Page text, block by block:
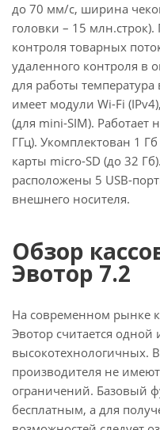
до 70 мм/с, ширина
головки – 15
контроля товарных
удаленного контроля в
для работы температура
имеет модули Wi-Fi
(для mini-SIM). Работает
ГГц). Укомплектован 1
карты micro-SD (до 32
расположены 5 USB-
внешнего носителя.
Обзор
Эвотор 7.2
На современном рынке
Эвотор считается одной
высокотехнологичных.
производителя не
ограничений. Базовый
бесплатным, а для